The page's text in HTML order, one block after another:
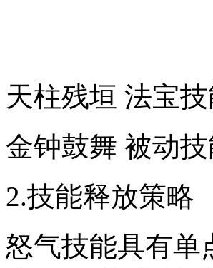
天柱残垣 法宝
金钟鼓舞 被动
2.技能释放策略
怒气技能具有单